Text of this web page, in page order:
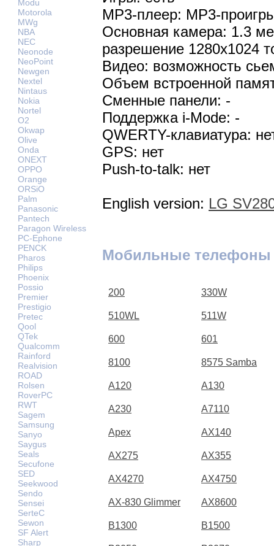
Modu
Motorola
MWg
NBA
NEC
Neonode
NeoPoint
Newgen
Nextel
Nintaus
Nokia
Nortel
O2
Okwap
Olive
Onda
ONEXT
OPPO
Orange
ORSiO
Palm
Panasonic
Pantech
Paragon Wireless
PC-Ephone
PENCK
Pharos
Philips
Phoenix
Possio
Premier
Prestigio
Pretec
Qool
QTek
Qualcomm
Rainford
Realvision
ROAD
Rolsen
RoverPC
RWT
Sagem
Samsung
Sanyo
Saygus
Seals
Secufone
SED
Seekwood
Sendo
Sensei
SerteC
Sewon
SF Alert
Sharp
MP3-плеер: MP3-
Основная камера: 1.3
разрешение 1280х1024
Видео: возможность
Объем встроенной
Сменные панели: -
Поддержка i-Mode: -
QWERTY-клавиатура:
GPS: нет
Push-to-talk: нет
English version: LG
Мобильные телефоны
200 330W
510WL 511W
600 601
8100 8575 Samba
A120 A130
A230 A7110
Apex AX140
AX275 AX355
AX4270 AX4750
AX-830 Glimmer AX8600
B1300 B1500